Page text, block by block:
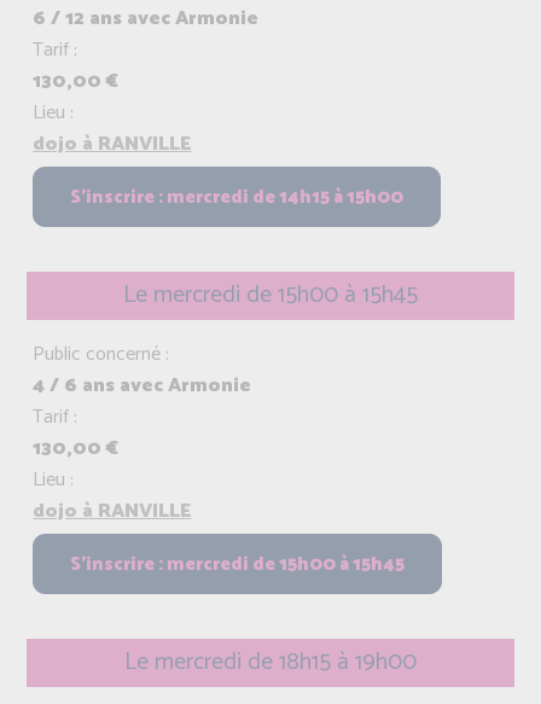
6 / 12 ans avec Armonie
Tarif :
130,00 €
Lieu :
dojo à RANVILLE
Le mercredi de 15h00 à 15h45
Public concerné :
4 / 6 ans avec Armonie
Tarif :
130,00 €
Lieu :
dojo à RANVILLE
Le mercredi de 18h15 à 19h00